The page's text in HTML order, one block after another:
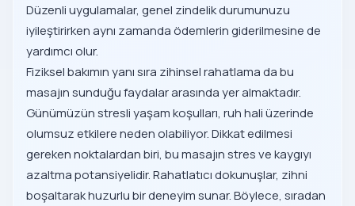
Düzenli uygulamalar, genel zindelik durumunuzu
iyileştirirken aynı zamanda ödemlerin giderilmesine de
yardımcı olur.
Fiziksel bakımın yanı sıra zihinsel rahatlama da bu
masajın sunduğu faydalar arasında yer almaktadır.
Günümüzün stresli yaşam koşulları, ruh hali üzerinde
olumsuz etkilere neden olabiliyor. Dikkat edilmesi
gereken noktalardan biri, bu masajın stres ve kaygıyı
azaltma potansiyelidir. Rahatlatıcı dokunuşlar, zihni
boşaltarak huzurlu bir deneyim sunar. Böylece, sıradan